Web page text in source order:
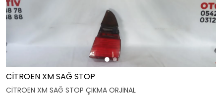
CİTROEN XM SAĞ STOP
CİTROEN XM SAĞ STOP ÇIKMA ORJİNAL